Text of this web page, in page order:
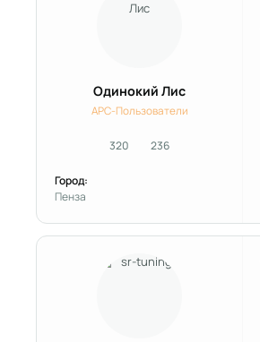
Одинокий Лис
APC-Пользователи
320сообщения
236Репутация
Город:
Пенза